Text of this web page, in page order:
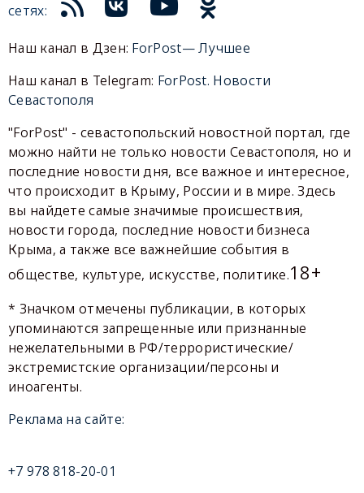
сетях:
Наш канал в Дзен: ForPost— Лучшее
Наш канал в Telegram: ForPost. Новости
Севастополя
"ForPost" - севастопольский новостной портал, где
можно найти не только новости Севастополя, но и
последние новости дня, все важное и интересное,
что происходит в Крыму, России и в мире. Здесь
вы найдете самые значимые происшествия,
новости города, последние новости бизнеса
Крыма, а также все важнейшие события в
обществе, культуре, искусстве, политике.18+
* Значком отмечены публикации, в которых
упоминаются запрещенные или признанные
нежелательными в РФ/террористические/
экстремистские организации/персоны и
иноагенты.
Реклама на сайте:
+7 978 818-20-01